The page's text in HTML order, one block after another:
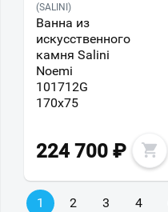
(SALINI)
Ванна из
искусственного
камня Salini
Noemi
101712G
170х75
224 700 ₽
1 2 3 4